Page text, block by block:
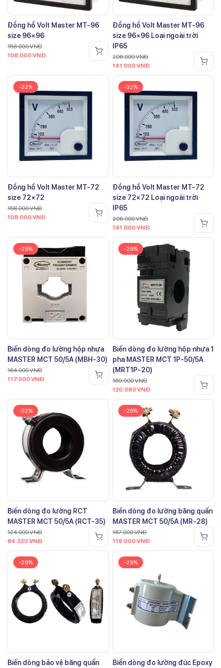
Đồng hồ Volt Master MT-96
size 96×96
158.000VNĐ
108.000 VNĐ
Đồng hồ Volt Master MT-96
size 96×96 Loại ngoài trời
IP65
206.000VNĐ
141.000 VNĐ
-32%
Đồng hồ Volt Master MT-72
size 72×72
158.000VNĐ
108.000 VNĐ
-32%
Đồng hồ Volt Master MT-72
size 72×72 Loại ngoài trời
IP65
206.000VNĐ
141.000 VNĐ
-29%
Biến dòng đo lường hộp nhựa
MASTER MCT 50/5A (MBH-30)
164.000VNĐ
117.000 VNĐ
-29%
Biến dòng đo lường hộp nhựa 1
pha MASTER MCT 1P-50/5A
(MRT1P-20)
169.000VNĐ
120.080 VNĐ
-32%
Biến dòng đo lường RCT
MASTER MCT 50/5A (RCT-35)
124.000VNĐ
84.320 VNĐ
-29%
Biến dòng đo lường băng quấn
MASTER MCT 50/5A (MR-28)
167.000VNĐ
119.000 VNĐ
-29%
Biến dòng bảo vệ băng quấn
-29%
Biến dòng đo lường đúc Epoxy